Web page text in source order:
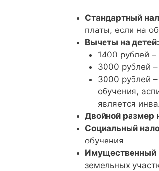
Стандартный
платы, если на
Вычеты на детей:
1400 рублей –
3000 рублей
3000 рублей
обучения,
является
Двойной размер
Социальный
обучения.
Имущественный
земельных